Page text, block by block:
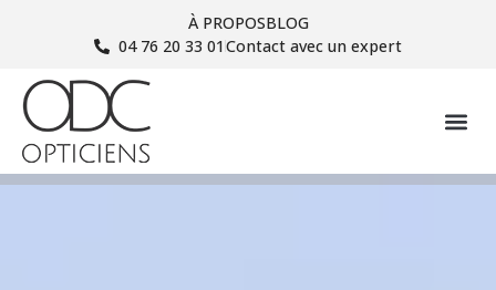
À PROPOSBLOG
04 76 20 33 01Contact avec un expert